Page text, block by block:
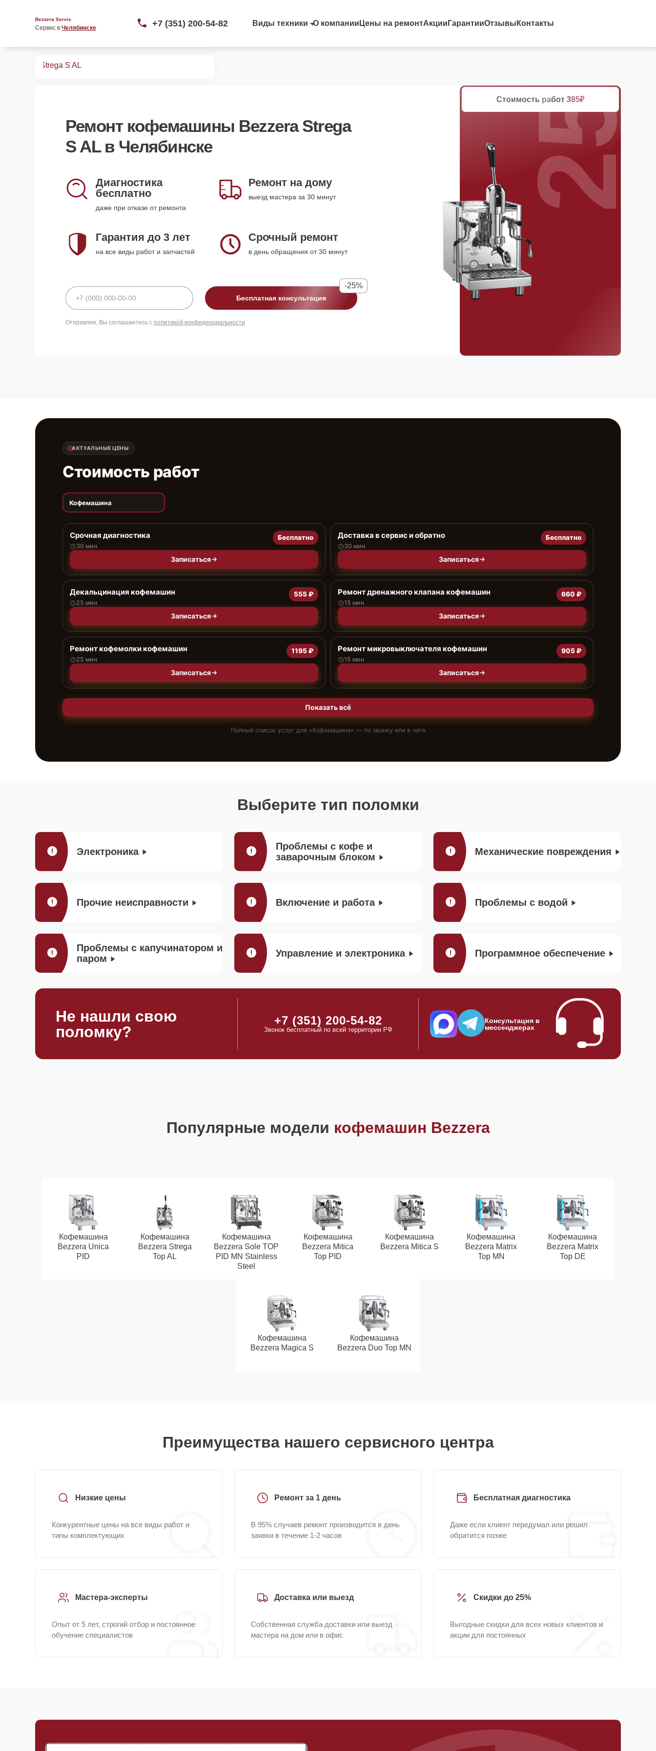
Bezzera Servis
Сервис в Челябинске +7 (351) 200-54-82 Виды техники О компании Цены на ремонтАкции ГарантииОтзывы Контакты
Strega S AL
Ремонт кофемашины Bezzera Strega
S ALв Челябинске
Диагностика
бесплатно
даже при отказе от ремонта
Ремонт на дому
выезд мастера за 30 минут
Гарантия до 3 лет
на все виды работ и запчастей
Срочный ремонт
в день обращения от 30 минут
Бесплатная консультация
-25%
Отправляя, Вы соглашаетесь с политикой конфиденциальности
Стоимость работ 385₽
25%
АКТУАЛЬНЫЕ ЦЕНЫ
Стоимость работ
Кофемашина
Срочная диагностика
30 мин
Бесплатно
Записаться
Доставка в сервис и обратно
30 мин
Бесплатно
Записаться
Декальцинация кофемашин
25 мин
555 ₽
Записаться
Ремонт дренажного клапана кофемашин
15 мин
660 ₽
Записаться
Ремонт кофемолки кофемашин
25 мин
1195 ₽
Записаться
Ремонт микровыключателя кофемашин
15 мин
905 ₽
Записаться
Показать всё
Полный список услуг для «Кофемашина» — по звонку или в чате
Выберите тип поломки
Электроника
Проблемы с кофе и
заварочным блоком
Механические повреждения
Прочие неисправности Включение и работа Проблемы с водой
Проблемы с капучинатором и
паром
Управление и электроника Программное обеспечение
Не нашли свою
поломку?
+7 (351) 200-54-82
Звонок бесплатный по всей территории РФ
Консультация в
мессенджерах
Популярные модели кофемашин Bezzera
Кофемашина
Bezzera Unica
PID
Кофемашина
Bezzera Strega
Top AL
Кофемашина
Bezzera Sole TOP
PID MN Stainless
Steel
Кофемашина
Bezzera Mitica
Top PID
Кофемашина
Bezzera Mitica S
Кофемашина
Bezzera Matrix
Top MN
Кофемашина
Bezzera Matrix
Top DE
Кофемашина
Bezzera Magica S
Кофемашина
Bezzera Duo Top MN
Преимущества нашего сервисного центра
Низкие цены
Конкурентные цены на все виды работ и
типы комплектующих
Ремонт за 1 день
В 95% случаев ремонт производится в день
заявки в течение 1-2 часов
Бесплатная диагностика
Даже если клиент передумал или решил
обратится позже
Мастера-эксперты
Опыт от 5 лет, строгий отбор и постоянное
обучение специалистов
Доставка или выезд
Собственная служба доставки или выезд
мастера на дом или в офис
Скидки до 25%
Выгодные скидки для всех новых клиентов и
акции для постоянных